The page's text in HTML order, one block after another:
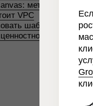
методология и
VPC
шаблон value